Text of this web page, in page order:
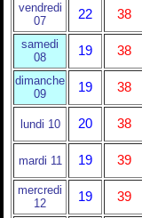
vendredi
07
22 38
samedi
08
19 38
dimanche
09
19 38
lundi 10 20 38
mardi 11 19 39
mercredi
12
19 39